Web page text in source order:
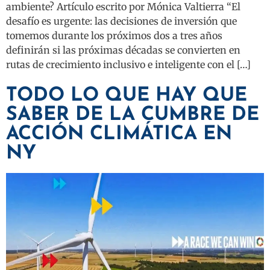
ambiente? Artículo escrito por Mónica Valtierra “El
desafío es urgente: las decisiones de inversión que
tomemos durante los próximos dos a tres años
definirán si las próximas décadas se convierten en
rutas de crecimiento inclusivo e inteligente con el […]
TODO LO QUE HAY QUE
SABER DE LA CUMBRE DE
ACCIÓN CLIMÁTICA EN
NY